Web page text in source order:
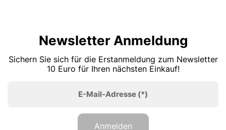
Newsletter Anmeldung
Sichern Sie sich für die Erstanmeldung zum Newsletter
10 Euro für Ihren nächsten Einkauf!
E-Mail-Adresse (*)
Anmelden